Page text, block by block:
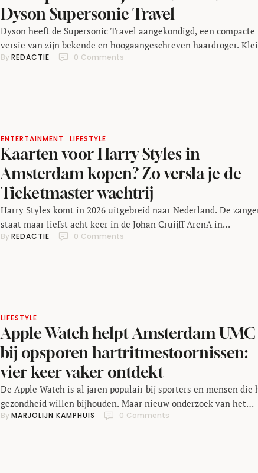
Dyson Supersonic Travel
Dyson heeft de Supersonic Travel aangekondigd, een compacte
versie van zijn bekende en hoogaangeschreven haardroger.
lichter en geschikt voor verschillende netspanningen, maar met
By REDACTIE 0 Comments
ENTERTAINMENT LIFESTYLE
Kaarten voor Harry Styles in
Amsterdam kopen? Zo versla je de
Ticketmaster wachtrij
Harry Styles komt in 2026 uitgebreid naar Nederland. De
staat maar liefst acht keer in de Johan Cruijff ArenA in
Amsterdam: op 16, 17, 20, 22, 23, 26, 29 en 30 mei 2026 voor zijn
By REDACTIE 0 Comments
LIFESTYLE
Apple Watch helpt Amsterdam UMC
bij opsporen hartritmestoornissen:
vier keer vaker ontdekt
De Apple Watch is al jaren populair bij sporters en mensen die
gezondheid willen bijhouden. Maar nieuw onderzoek van het
Amsterdam UMC laat zien dat de smartwatch veel meer kan zijn
By MARJOLIJN KAMPHUIS 0 Comments